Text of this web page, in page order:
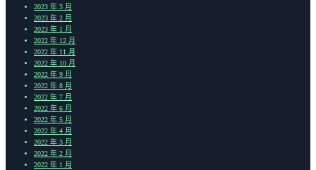
2023 年 3 月
2023 年 2 月
2023 年 1 月
2022 年 12 月
2022 年 11 月
2022 年 10 月
2022 年 9 月
2022 年 8 月
2022 年 7 月
2022 年 6 月
2022 年 5 月
2022 年 4 月
2022 年 3 月
2022 年 2 月
2022 年 1 月